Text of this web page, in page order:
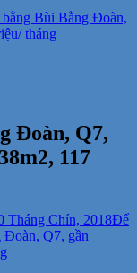
Bùi Bằng Đoàn,
tháng
Đoàn, Q7,
117
Tháng Chín, 2018Để
Đoàn, Q7, gần